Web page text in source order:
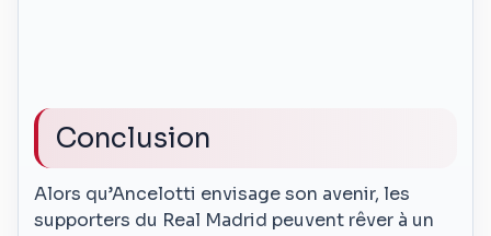
Conclusion
Alors qu’Ancelotti envisage son avenir, les
supporters du Real Madrid peuvent rêver à un